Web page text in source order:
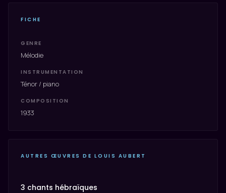
FICHE
GENRE
Mélodie
INSTRUMENTATION
Ténor / piano
COMPOSITION
1933
AUTRES ŒUVRES DE LOUIS AUBERT
3 chants hébraïques